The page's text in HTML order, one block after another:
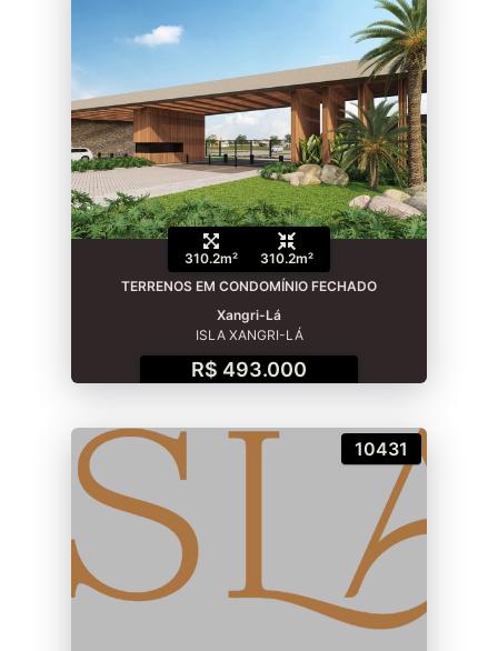
310.2m²
310.2m²
TERRENOS EM CONDOMÍNIO FECHADO
Xangri-Lá
ISLA XANGRI-LÁ
R$ 493.000
10431